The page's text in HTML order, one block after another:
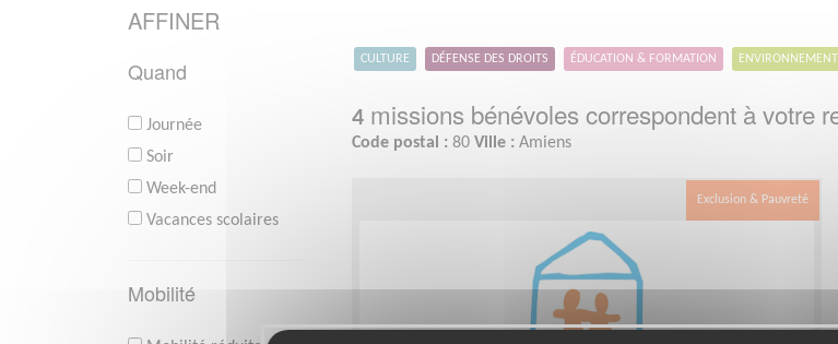
AFFINER
Quand
Journée
Soir
Week-end
Vacances scolaires
Mobilité
CULTURE DÉFENSE DES DROITS ÉDUCATION & FORMATION ENVIRONNEMENT
4 missions bénévoles correspondent à votre
Code postal : 80 Ville : Amiens
Exclusion & Pauvreté